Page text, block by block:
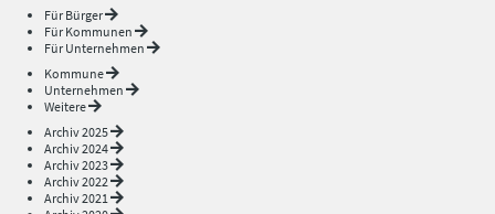
Für Bürger
Für Kommunen
Für Unternehmen
Kommune
Unternehmen
Weitere
Archiv 2025
Archiv 2024
Archiv 2023
Archiv 2022
Archiv 2021